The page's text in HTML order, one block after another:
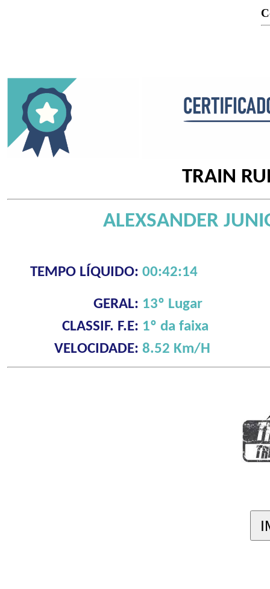
TRAIN
ALEXSANDER
TEMPO LÍQUIDO: 00:42:14
GERAL: 13º Lugar
CLASSIF. F.E: 1º da faixa
VELOCIDADE: 8.52 Km/H